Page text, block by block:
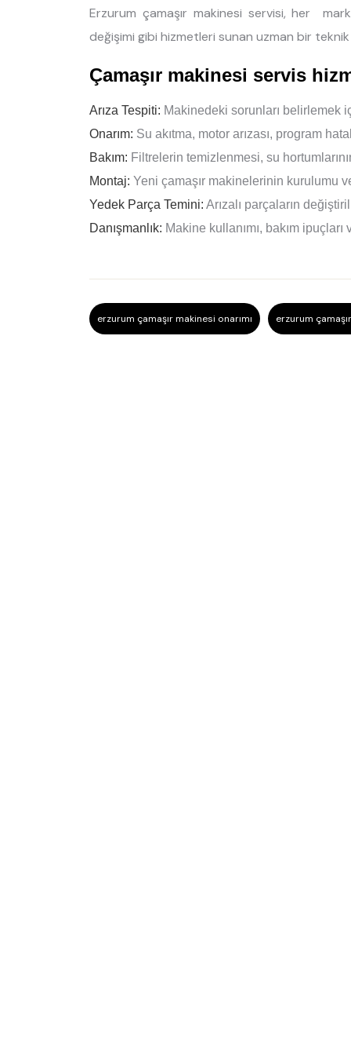
Erzurum çamaşır makinesi servisi, her
değişimi gibi hizmetleri sunan uzman bir
Çamaşır makinesi servis
Arıza Tespiti: Makinedeki sorunları belirlemek
Onarım: Su akıtma, motor arızası, program
Bakım: Filtrelerin temizlenmesi, su
Montaj: Yeni çamaşır makinelerinin kurulumu
Yedek Parça Temini: Arızalı parçaların
Danışmanlık: Makine kullanımı, bakım
erzurum çamaşır makinesi onarımı erzurum